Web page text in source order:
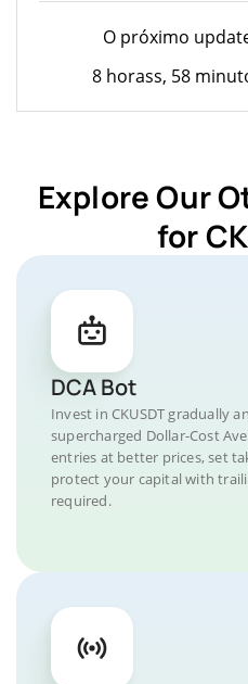
O próximo
8 horass, 58
Explore Our
for
DCA Bot
Invest in CKUSDT gradually
supercharged Dollar-Cost
entries at better prices, set
protect your capital with
required.